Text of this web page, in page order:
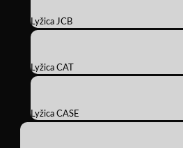
Lyžica JCB
Lyžica CAT
Lyžica CASE